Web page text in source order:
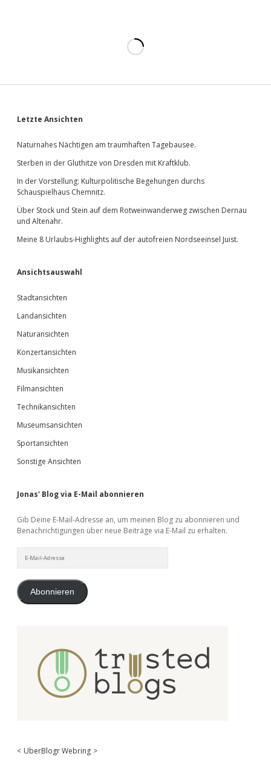
Sidebar
Letzte Ansichten
Naturnahes Nächtigen am traumhaften Tagebausee.
Sterben in der Gluthitze von Dresden mit Kraftklub.
In der Vorstellung: Kulturpolitische Begehungen durchs
Schauspielhaus Chemnitz.
Über Stock und Stein auf dem Rotweinwanderweg zwischen Dernau
und Altenahr.
Meine 8 Urlaubs-Highlights auf der autofreien Nordseeinsel Juist.
Ansichtsauswahl
Stadtansichten
Landansichten
Naturansichten
Konzertansichten
Musikansichten
Filmansichten
Technikansichten
Museumsansichten
Sportansichten
Sonstige Ansichten
Jonas' Blog via E-Mail abonnieren
Gib Deine E-Mail-Adresse an, um meinen Blog zu abonnieren und
Benachrichtigungen über neue Beiträge via E-Mail zu erhalten.
Mail-
Abonnieren
< UberBlogr Webring >